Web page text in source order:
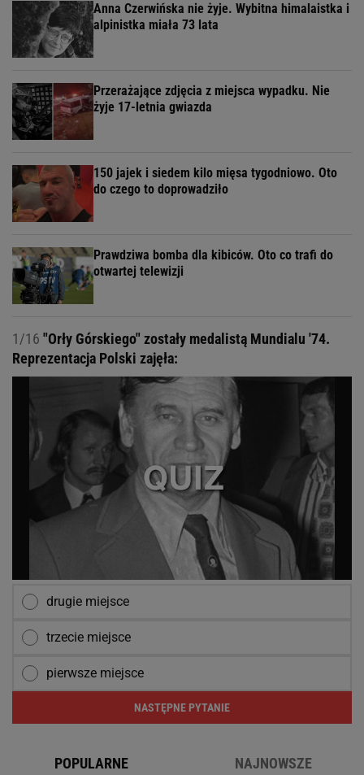
Anna Czerwińska nie żyje. Wybitna himalaistka i
alpinistka miała 73 lata
Przerażające zdjęcia z miejsca wypadku. Nie
żyje 17-letnia gwiazda
150 jajek i siedem kilo mięsa tygodniowo. Oto
do czego to doprowadziło
Prawdziwa bomba dla kibiców. Oto co trafi do
otwartej telewizji
1/16 "Orły Górskiego" zostały medalistą Mundialu '74.
Reprezentacja Polski zajęła:
drugie miejsce
trzecie miejsce
pierwsze miejsce
NASTĘPNE PYTANIE
POPULARNE NAJNOWSZE